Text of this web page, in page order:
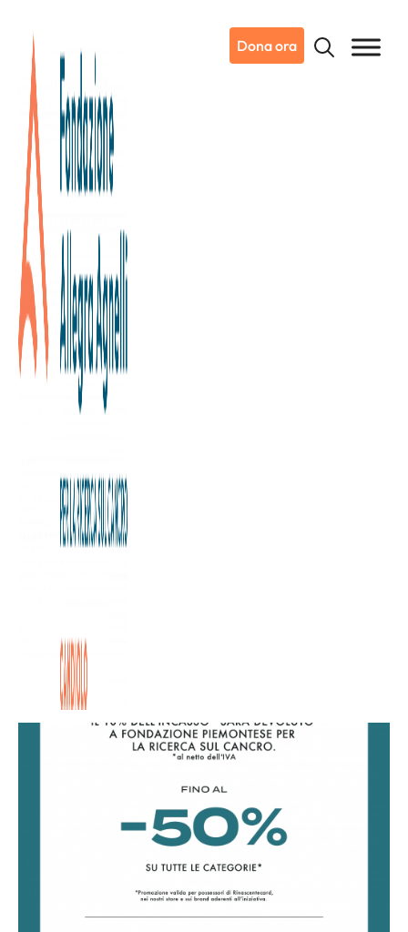
Dona ora
13/05/2026
Notizie da Candiolo
Rinascente Torino sostiene la
ricerca sul cancro con una
Shopping Night per Candiolo